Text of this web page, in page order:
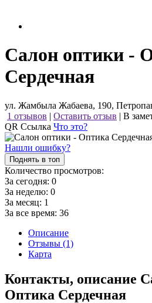
Салон оптики -
Сердечная
ул. Жамбыла Жабаева, 190,
1 отзывов | Оставить отзыв | В
QR Ссылка Что это?
Нашли ошибку?
Поднять в топ
Количество просмотров:
За сегодня: 0
За неделю: 0
За месяц: 1
За все время: 36
Описание
Отзывы (1)
Карта
Контакты, описание
Оптика Сердечная